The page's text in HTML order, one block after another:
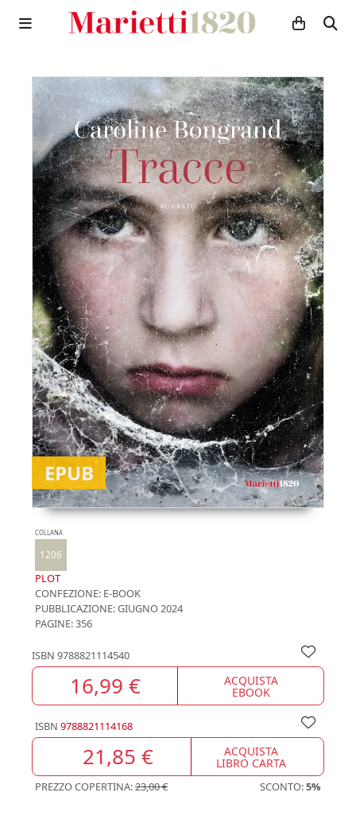
EPUB
COLLANA
1206
PLOT
CONFEZIONE: E-BOOK
PUBBLICAZIONE:GIUGNO 2024
PAGINE: 356
ISBN 9788821114540
16,99 € ACQUISTA
EBOOK
ISBN 9788821114168
21,85 € ACQUISTA
LIBRO CARTA
PREZZO COPERTINA:23,00 € SCONTO:5%